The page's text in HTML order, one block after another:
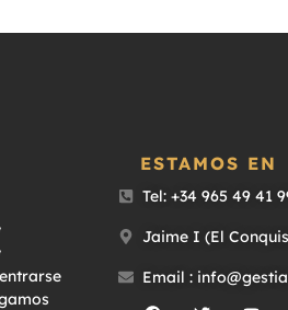
ESTAMOS EN
Tel: +34 965 49 41
Jaime I (El
Email :